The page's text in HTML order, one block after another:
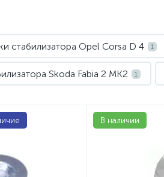
стабилизатора Opel Corsa D 4 1
Skoda Fabia 2 MK2 1
рулевые Opel Corsa C 3 1
Opel Zafira B 2
В наличии